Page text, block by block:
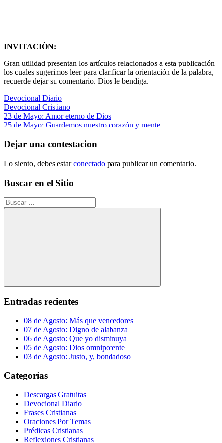
INVITACIÒN:
Gran utilidad presentan los artículos relacionados a esta publicación
los cuales sugerimos leer para clarificar la orientación de la palabra,
recuerde dejar su comentario. Dios le bendiga.
Devocional Diario
Devocional Cristiano
Navegación
de
entradas
Entrada
anterior:
23 de Mayo: Amor eterno de Dios
Siguiente
25 de Mayo: Guardemos nuestro corazón y mente
Dejar una contestacion
Lo siento, debes estarconectado para publicar un comentario.
Buscar en el Sitio
Buscar:
Buscar
Entradas recientes
08 de Agosto: Más que vencedores
07 de Agosto: Digno de alabanza
06 de Agosto: Que yo disminuya
05 de Agosto: Dios omnipotente
03 de Agosto: Justo, y, bondadoso
Categorías
Descargas Gratuitas
Devocional Diario
Frases Cristianas
Oraciones Por Temas
Prédicas Cristianas
Reflexiones Cristianas